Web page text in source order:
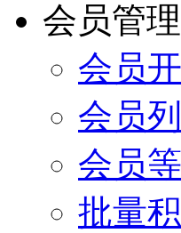
会员管理
会员
会员
会员
批量